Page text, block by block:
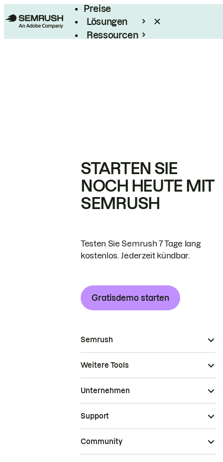
Preise
Lösungen
Ressourcen
STARTEN SIE
NOCH HEUTE MIT
SEMRUSH
Testen Sie Semrush 7 Tage lang
kostenlos. Jederzeit kündbar.
Gratisdemo starten
Semrush
Weitere Tools
Unternehmen
Support
Community